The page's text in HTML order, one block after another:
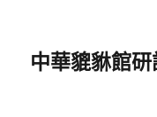
中華貔貅館